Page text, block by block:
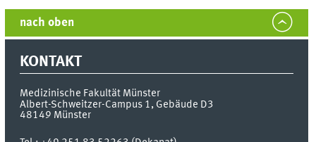
nach oben
KONTAKT
Medizinische Fakultät Münster
Albert-Schweitzer-Campus 1, Gebäude D3
48149 Münster